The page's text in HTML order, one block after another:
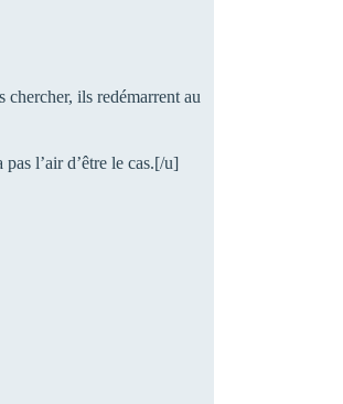
chercher, ils redémarrent au
l’air d’être le cas.[/u]